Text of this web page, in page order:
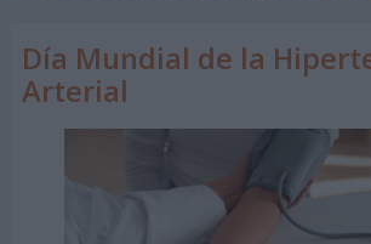
Día Mundial de la
Arterial